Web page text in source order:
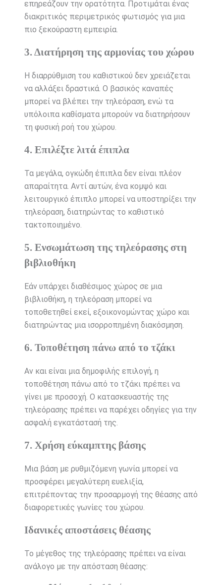
επηρεάζουν την ορατότητα. Προτιμάται ένας
διακριτικός περιμετρικός φωτισμός για μια
πιο ξεκούραστη εμπειρία.
3. Διατήρηση της αρμονίας του χώρου
Η διαρρύθμιση του καθιστικού δεν χρειάζεται
να αλλάξει δραστικά. Ο βασικός καναπές
μπορεί να βλέπει την τηλεόραση, ενώ τα
υπόλοιπα καθίσματα μπορούν να διατηρήσουν
τη φυσική ροή του χώρου.
4. Επιλέξτε λιτά έπιπλα
Τα μεγάλα, ογκώδη έπιπλα δεν είναι πλέον
απαραίτητα. Αντί αυτών, ένα κομψό και
λειτουργικό έπιπλο μπορεί να υποστηρίξει την
τηλεόραση, διατηρώντας το καθιστικό
τακτοποιημένο.
5. Ενσωμάτωση της τηλεόρασης στη
βιβλιοθήκη
Εάν υπάρχει διαθέσιμος χώρος σε μια
βιβλιοθήκη, η τηλεόραση μπορεί να
τοποθετηθεί εκεί, εξοικονομώντας χώρο και
διατηρώντας μια ισορροπημένη διακόσμηση.
6. Τοποθέτηση πάνω από το τζάκι
Αν και είναι μια δημοφιλής επιλογή, η
τοποθέτηση πάνω από το τζάκι πρέπει να
γίνει με προσοχή. Ο κατασκευαστής της
τηλεόρασης πρέπει να παρέχει οδηγίες για την
ασφαλή εγκατάστασή της.
7. Χρήση εύκαμπτης βάσης
Μια βάση με ρυθμιζόμενη γωνία μπορεί να
προσφέρει μεγαλύτερη ευελιξία,
επιτρέποντας την προσαρμογή της θέασης από
διαφορετικές γωνίες του χώρου.
Ιδανικές αποστάσεις θέασης
Το μέγεθος της τηλεόρασης πρέπει να είναι
ανάλογο με την απόσταση θέασης: